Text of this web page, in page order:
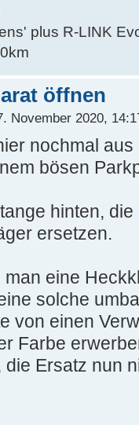
plus R-LINK
öffnen
November 2020,
nochmal
bösen
hinten,
ersetzen.
eine
solche
von einen
Farbe
Ersatz nun